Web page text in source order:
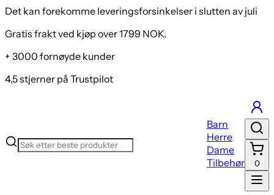
Det kan forekomme leveringsforsinkelser i slutten av juli
Gratis frakt ved kjøp over 1799 NOK.
+ 3000 fornøyde kunder
4,5 stjerner på Trustpilot
Barn
Herre
Dame
Tilbehør
0